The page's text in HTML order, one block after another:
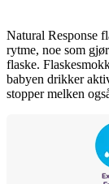
Natural Response
rytme, noe som
flaske.
babyen drikker
stopper melken